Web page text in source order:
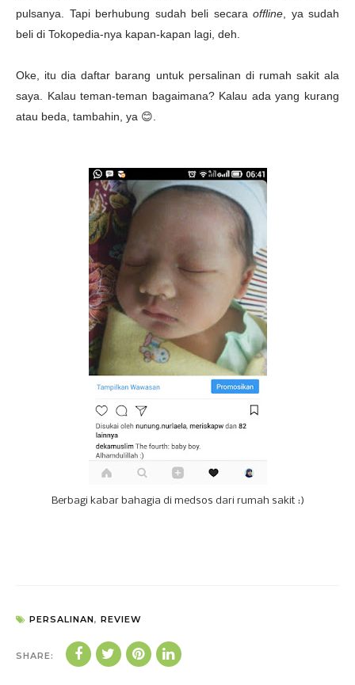
pulsanya. Tapi berhubung sudah beli secara offline , ya sudah
beli di Tokopedia-nya kapan-kapan lagi, deh.
Oke, itu dia daftar barang untuk persalinan di rumah sakit ala
saya. Kalau teman-teman bagaimana? Kalau ada yang kurang
atau beda, tambahin, ya 😊.
Berbagi kabar bahagia di medsos dari rumah sakit :)
PERSALINAN, REVIEW
SHARE: